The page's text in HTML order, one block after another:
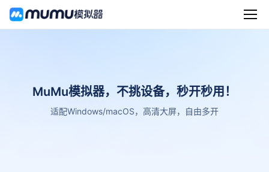
MuMu模拟器，不挑设备，秒开秒用！
适配Windows/macOS，高清大屏，自由多开